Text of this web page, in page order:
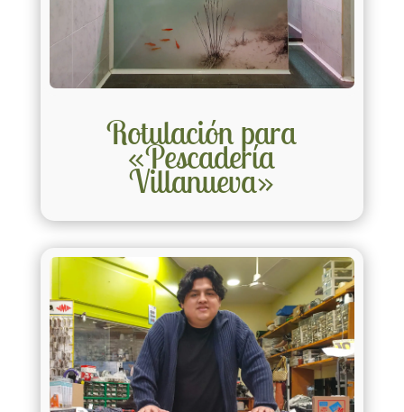
Rotulación para
«Pescadería
Villanueva»